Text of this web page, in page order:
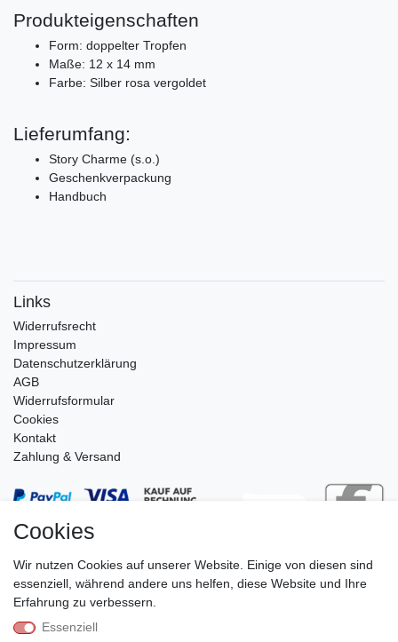
Produkteigenschaften
Form: doppelter Tropfen
Maße: 12 x 14 mm
Farbe: Silber rosa vergoldet
Lieferumfang:
Story Charme (s.o.)
Geschenkverpackung
Handbuch
Links
Widerrufs­recht
Impressum
Daten­schutz­erklärung
AGB
Widerrufsformular
Cookies
Kontakt
Zahlung & Versand
Stephan Roth GmbH
Cookies
Wir nutzen Cookies auf unserer Website. Einige von diesen sind
essenziell, während andere uns helfen, diese Website und Ihre
Erfahrung zu verbessern.
Essenziell